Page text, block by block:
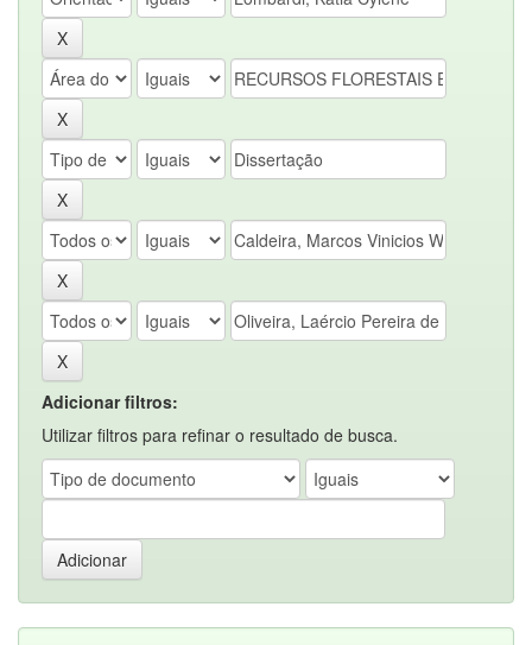
Adicionar filtros:
Utilizar filtros para refinar o resultado de busca.